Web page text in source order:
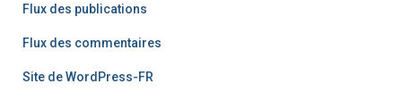
Flux des publications
Flux des commentaires
Site de WordPress-FR